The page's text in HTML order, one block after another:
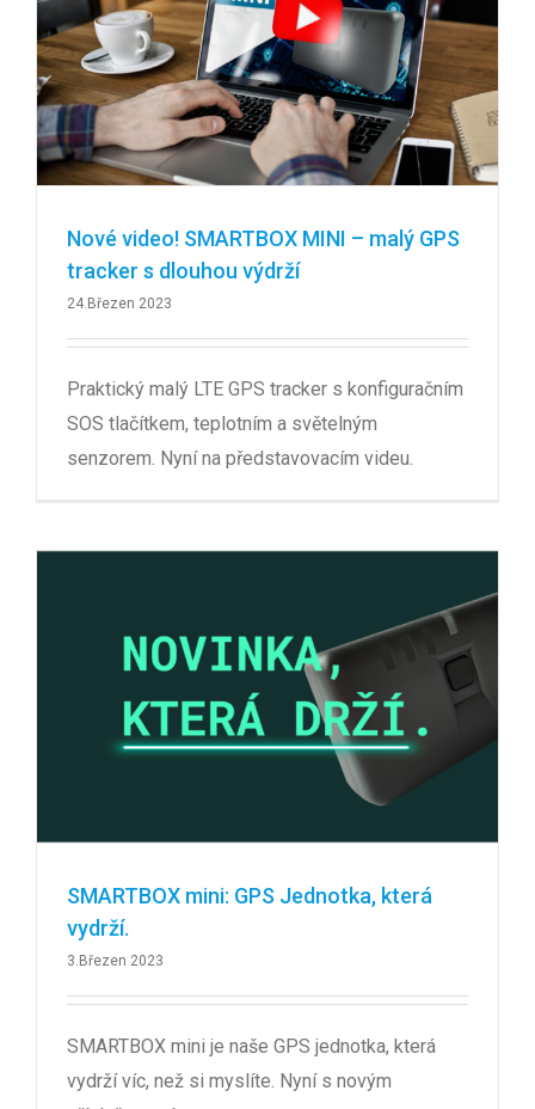
Nové video! SMARTBOX MINI – malý GPS
tracker s dlouhou výdrží
24.Březen 2023
Praktický malý LTE GPS tracker s konfiguračním
SOS tlačítkem, teplotním a světelným
senzorem. Nyní na představovacím videu.
SMARTBOX mini: GPS Jednotka, která
vydrží.
3.Březen 2023
SMARTBOX mini je naše GPS jednotka, která
vydrží víc, než si myslíte. Nyní s novým